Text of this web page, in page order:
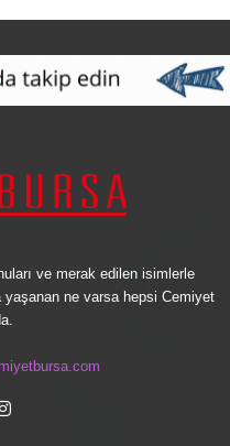
ve merak edilen isimlerle
ne varsa hepsi Cemiyet